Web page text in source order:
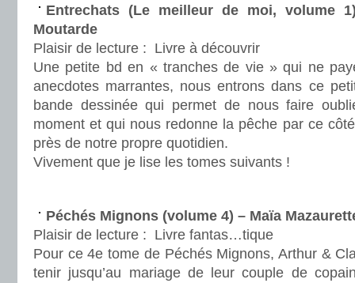
Entrechats (Le meilleur de moi, volume
Moutarde
Plaisir de lecture : Livre à découvrir
Une petite bd en « tranches de vie » qui ne
anecdotes marrantes, nous entrons dans ce
bande dessinée qui permet de nous faire
moment et qui nous redonne la pêche par ce
près de notre propre quotidien.
Vivement que je lise les tomes suivants !
Péchés Mignons (volume 4) – Maïa
Plaisir de lecture : Livre fantas…tique
Pour ce 4e tome de Péchés Mignons, Arthur &
tenir jusqu’au mariage de leur couple de